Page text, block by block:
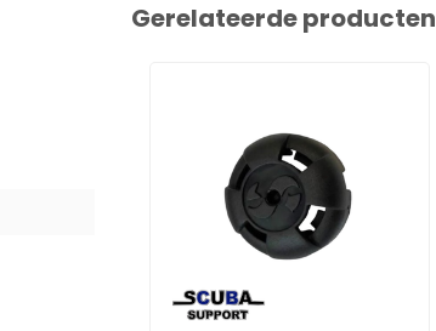
Gerelateerde producten